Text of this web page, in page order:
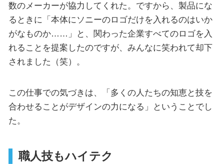
数のメーカーが協力してくれた。ですから、製品にな
るときに「本体にソニーのロゴだけを入れるのはいか
がなものか……」と、関わった企業すべてのロゴを入
れることを提案したのですが、みんなに笑われて却下
されました（笑）。
この仕事での気づきは、「多くの人たちの知恵と技を
合わせることがデザインの力になる」ということでし
た。
職人技もハイテク